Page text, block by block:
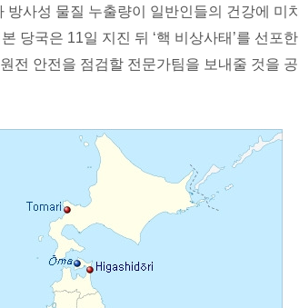
사성 물질 누출량이 일반인들의 건강에 미치
당국은 11일 지진 뒤 ‘핵 비상사태’를 선포한
전 안전을 점검할 전문가팀을 보내줄 것을 공